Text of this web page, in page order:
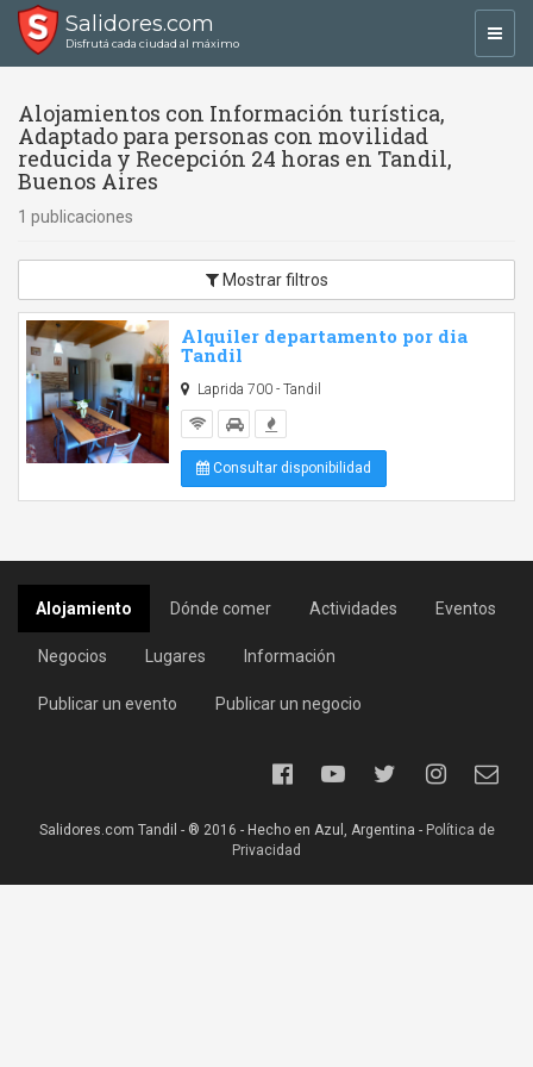
Salidores.com
Disfrutá cada ciudad al máximo
Alojamientos con Información turística,
Adaptado para personas con movilidad
reducida y Recepción 24 horas en Tandil,
Buenos Aires
1 publicaciones
Mostrar filtros
Alquiler departamento por dia
Tandil
Laprida 700 - Tandil
Consultar disponibilidad
Alojamiento Dónde comer Actividades Eventos
Negocios Lugares Información
Publicar un evento Publicar un negocio
Salidores.com Tandil - ® 2016 - Hecho en Azul, Argentina - Política de
Privacidad